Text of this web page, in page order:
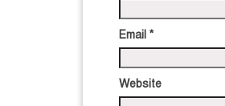
Email *
Website